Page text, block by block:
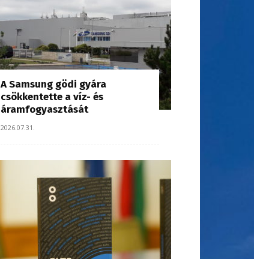
A Samsung gödi gyára
csökkentette a víz- és
áramfogyasztását
2026.07.31.